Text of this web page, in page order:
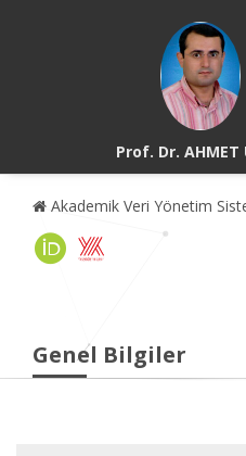
Prof. Dr. AHMET
Akademik Veri Yönetim
Genel Bilgiler